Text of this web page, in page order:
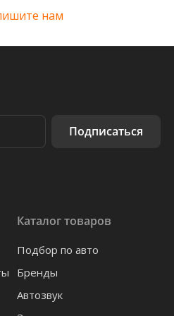
нам
Подписаться
Каталог товаров
Подбор по авто
Бренды
Автозвук